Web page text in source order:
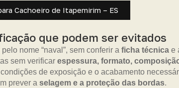
Cachoeiro de Itapemirim – ES
que podem ser evitados
nome “naval”, sem conferir a ficha técnica e
sem verificar espessura, formato,
de exposição e o acabamento
prever a selagem e a proteção das bordas.